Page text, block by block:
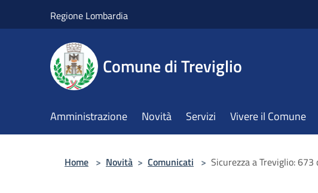
Regione Lombardia
Comune di Treviglio
Amministrazione Novità Servizi Vivere il Comune
Home > Novità > Comunicati > Sicurezza a Treviglio: